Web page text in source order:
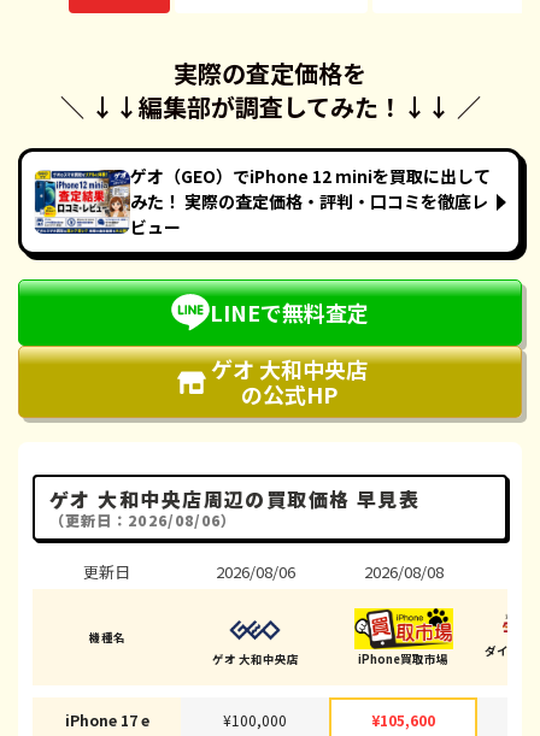
＼ ↓↓
実際の査定価格を
編集部が調査してみた！ ↓↓ ／
ゲオ（GEO）でiPhone 12 miniを買取に出して
みた！ 実際の査定価格・評判・口コミを徹底レ
ビュー
LINEで無料査定
ゲオ 大和中央店
の公式HP
ゲオ 大和中央店周辺の買取価格 早見表
（更新日：2026/08/06）
更新日
機種名
iPhone 17 e
2026/08/06
ゲオ 大和中央店
¥100,000
2026/08/08
iPhone買取市場
¥105,600
ダイワン